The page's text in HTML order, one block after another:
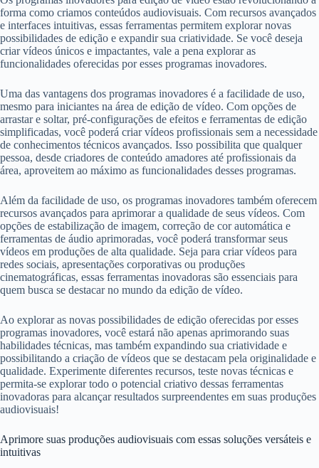
forma como criamos conteúdos audiovisuais. Com recursos avançados
e interfaces intuitivas, essas ferramentas permitem explorar novas
possibilidades de edição e expandir sua criatividade. Se você deseja
criar vídeos únicos e impactantes, vale a pena explorar as
funcionalidades oferecidas por esses programas inovadores.
Uma das vantagens dos programas inovadores é a facilidade de uso,
mesmo para iniciantes na área de edição de vídeo. Com opções de
arrastar e soltar, pré-configurações de efeitos e ferramentas de edição
simplificadas, você poderá criar vídeos profissionais sem a necessidade
de conhecimentos técnicos avançados. Isso possibilita que qualquer
pessoa, desde criadores de conteúdo amadores até profissionais da
área, aproveitem ao máximo as funcionalidades desses programas.
Além da facilidade de uso, os programas inovadores também oferecem
recursos avançados para aprimorar a qualidade de seus vídeos. Com
opções de estabilização de imagem, correção de cor automática e
ferramentas de áudio aprimoradas, você poderá transformar seus
vídeos em produções de alta qualidade. Seja para criar vídeos para
redes sociais, apresentações corporativas ou produções
cinematográficas, essas ferramentas inovadoras são essenciais para
quem busca se destacar no mundo da edição de vídeo.
Ao explorar as novas possibilidades de edição oferecidas por esses
programas inovadores, você estará não apenas aprimorando suas
habilidades técnicas, mas também expandindo sua criatividade e
possibilitando a criação de vídeos que se destacam pela originalidade e
qualidade. Experimente diferentes recursos, teste novas técnicas e
permita-se explorar todo o potencial criativo dessas ferramentas
inovadoras para alcançar resultados surpreendentes em suas produções
audiovisuais!
Aprimore suas produções audiovisuais com essas soluções versáteis e
intuitivas